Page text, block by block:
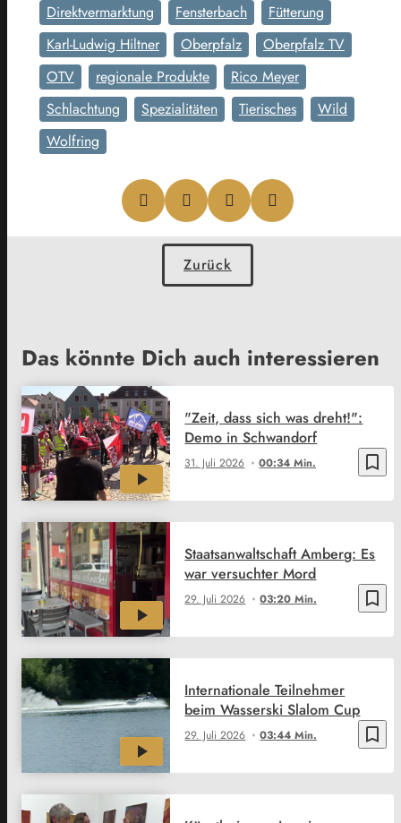
Direktvermarktung
Fensterbach
Fütterung
Karl-Ludwig Hiltner
Oberpfalz
Oberpfalz TV
OTV
regionale Produkte
Rico Meyer
Schlachtung
Spezialitäten Tierisches
Wild
Wolfring
Zurück
Das könnte Dich auch interessieren
bookmark_border
31. Juli 2026 00:34 Min.
"Zeit, dass sich was dreht!":
Demo in Schwandorf
bookmark_border
29. Juli 2026 03:20 Min.
Staatsanwaltschaft Amberg: Es
war versuchter Mord
bookmark_border
29. Juli 2026 03:44 Min.
Internationale Teilnehmer
beim Wasserski Slalom Cup